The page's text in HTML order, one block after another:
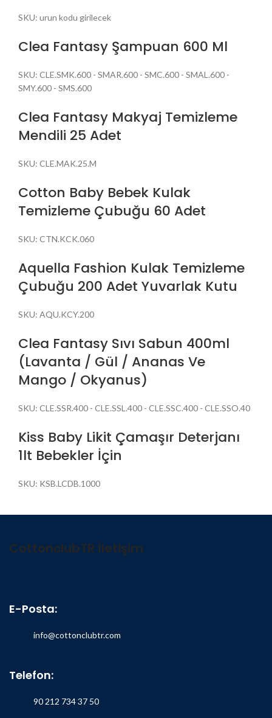
SKU: urun kodu girilecek
Clea Fantasy Şampuan 600 Ml
SKU: CLE.SMK.600 - SMAR.600 - SMC.600 - SMAL.600 -
SMY.600 - SMS.600
Clea Fantasy Makyaj Temizleme
Mendili 25 Adet
SKU: CLE.MAK.25.M
Cotton Baby Bebek Kulak
Temizleme Çubuğu 60 Adet
SKU: CTN.KCK.060
Aquella Fashion Kulak Temizleme
Çubuğu 200 Adet Yuvarlak Kutu
SKU: AQU.KCY.200
Clea Fantasy Sıvı Sabun 400ml
(Lavanta / Gül / Ananas Ve
Mango / Okyanus)
SKU: CLE.SSR.400 - CLE.SSL.400 - CLE.SSC.400 - CLE.SSO.40
Kiss Baby Likit Çamaşır Deterjanı
1lt Bebekler İçin
SKU: KSB.LCDB.1000
CottonclubTR İletişim
E-Posta:
info@cottonclubtr.com
Telefon:
90 212 734 37 50